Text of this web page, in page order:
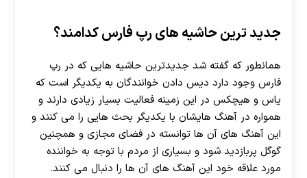
جدید ترین حاشیه های رپ فارس کدامند؟
همانطور که گفته شد جدیدترین حاشیه هایی که در رپ
فارس وجود دارد دیس دادن خوانندگان به یکدیگر است که
یاس و هیچکس در این زمینه فعالیت بسیار زیادی دارند و
همواره در آهنگ هایشان با یکدیگر بحث هایی را می کنند و
این آهنگ های آن ها توانسته در فضای مجازی و همچنین
گوگل پربازدید شود و بسیاری از مردم با توجه به خواننده
مورد علاقه خود این آهنگ های آن ها را دنبال می کنند.